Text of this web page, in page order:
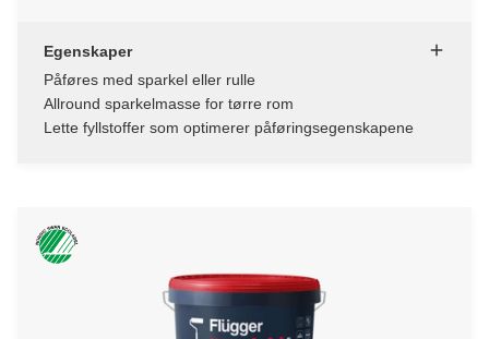
Egenskaper
Påføres med sparkel eller rulle
Allround sparkelmasse for tørre rom
Lette fyllstoffer som optimerer påføringsegenskapene